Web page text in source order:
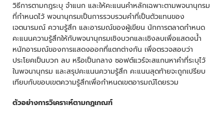
วิธีการตามกฎระบุ จำแนก และให้คะแนนคำหลักเฉพาะตามพจนานุกรม
ที่กำหนดไว้ พจนานุกรมเป็นการรวบรวมคำที่เป็นตัวแทนของ
เจตนารมณ์ ความรู้สึก และอารมณ์ของผู้เขียน นักการตลาดกำหนด
คะแนนความรู้สึกให้กับพจนานุกรมเชิงบวกและเชิงลบเพื่อแสดงน้ำ
หนักอารมณ์ของการแสดงออกที่แตกต่างกัน เพื่อตรวจสอบว่า
ประโยคเป็นบวก ลบ หรือเป็นกลาง ซอฟต์แวร์จะสแกนหาคำที่ระบุไว้
ในพจนานุกรม และสรุปคะแนนความรู้สึก คะแนนสุดท้ายจะถูกเปรียบ
เทียบกับขอบเขตความรู้สึกเพื่อกำหนดเขตอารมณ์โดยรวม
ตัวอย่างการวิเคราะห์ตามกฏเกณฑ์